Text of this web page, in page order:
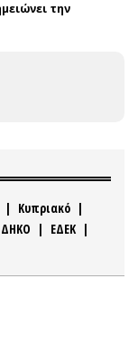
την
| Κυπριακό |
ΔΗΚΟ | ΕΔΕΚ |